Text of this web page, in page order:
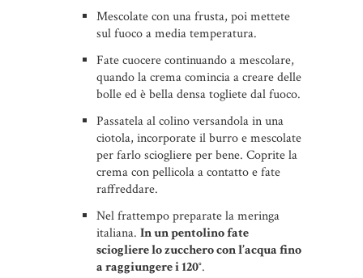
Mescolate con una frusta, poi mettete
sul fuoco a media temperatura.
Fate cuocere continuando a mescolare,
quando la crema comincia a creare delle
bolle ed è bella densa togliete dal fuoco.
Passatela al colino versandola in una
ciotola, incorporate il burro e mescolate
per farlo sciogliere per bene. Coprite la
crema con pellicola a contatto e fate
raffreddare.
Nel frattempo preparate la meringa
italiana. In un pentolino fate
sciogliere lo zucchero con l’acqua fino
a raggiungere i 120°.